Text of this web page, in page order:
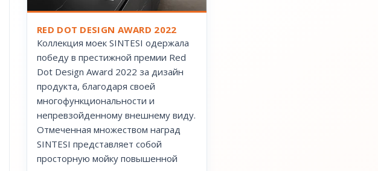
RED DOT DESIGN AWARD 2022
Коллекция моек SINTESI одержала
победу в престижной премии Red
Dot Design Award 2022 за дизайн
продукта, благодаря своей
многофункциональности и
непревзойденному внешнему виду.
Отмеченная множеством наград
SINTESI представляет собой
просторную мойку повышенной